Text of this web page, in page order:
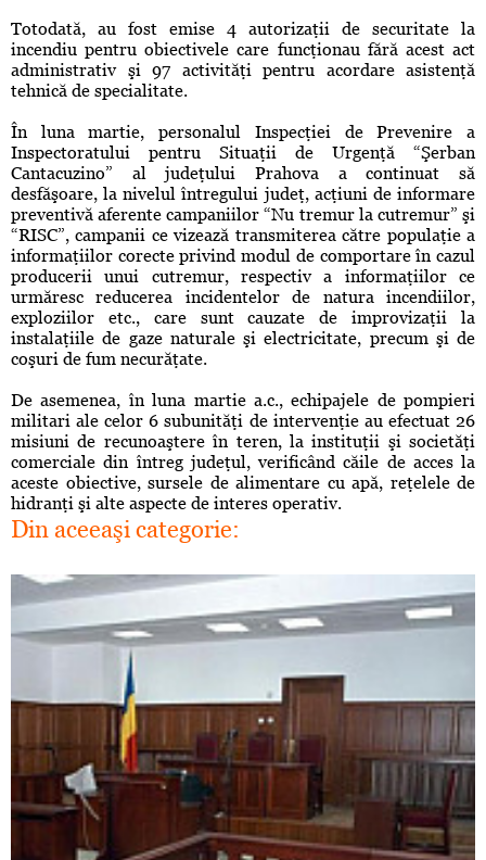
Totodată, au fost emise 4 autorizaţii de securitate la
incendiu pentru obiectivele care funcţionau fără acest act
administrativ şi 97 activităţi pentru acordare asistenţă
tehnică de specialitate.
În luna martie, personalul Inspecţiei de Prevenire a
Inspectoratului pentru Situaţii de Urgenţă “Şerban
Cantacuzino” al judeţului Prahova a continuat să
desfăşoare, la nivelul întregului judeţ, acţiuni de informare
preventivă aferente campaniilor “Nu tremur la cutremur” şi
“RISC”, campanii ce vizează transmiterea către populaţie a
informaţiilor corecte privind modul de comportare în cazul
producerii unui cutremur, respectiv a informaţiilor ce
urmăresc reducerea incidentelor de natura incendiilor,
exploziilor etc., care sunt cauzate de improvizaţii la
instalaţiile de gaze naturale şi electricitate, precum şi de
coşuri de fum necurăţate.
De asemenea, în luna martie a.c., echipajele de pompieri
militari ale celor 6 subunităţi de intervenţie au efectuat 26
misiuni de recunoaştere în teren, la instituţii şi societăţi
comerciale din întreg judeţul, verificând căile de acces la
aceste obiective, sursele de alimentare cu apă, reţelele de
hidranţi şi alte aspecte de interes operativ.
Din aceeaşi categorie: